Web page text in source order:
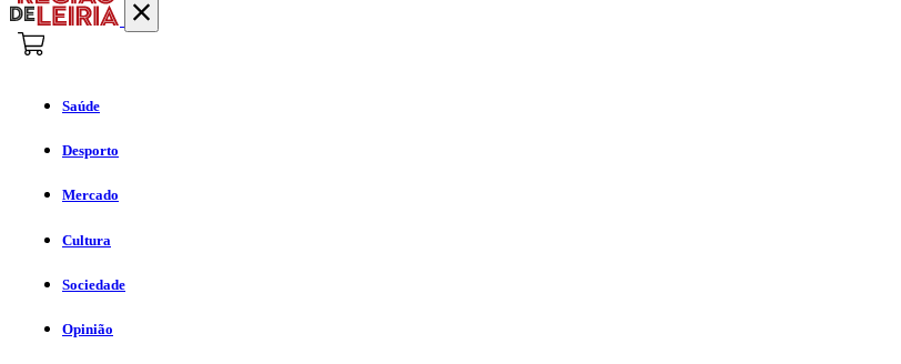
Saúde
Desporto
Mercado
Cultura
Sociedade
Opinião